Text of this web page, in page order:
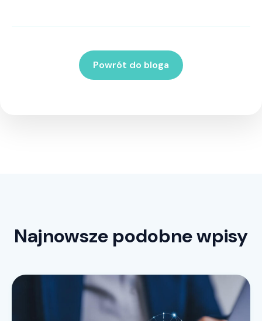
Powrót do bloga
Najnowsze podobne wpisy